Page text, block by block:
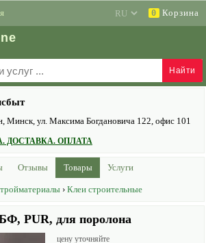
0 Корзина
Минск, ул. Максима Богдановича 122, офис 101
ДОСТАВКА. ОПЛАТА
Отзывы Товары Услуги
› Клеи строительные
PUR, для поролона
цену уточняйте